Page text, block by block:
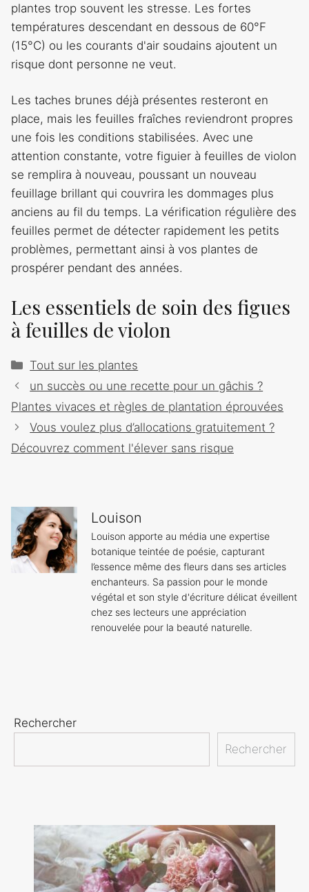
plantes trop souvent les stresse. Les fortes
températures descendant en dessous de 60°F
(15°C) ou les courants d'air soudains ajoutent un
risque dont personne ne veut.
Les taches brunes déjà présentes resteront en
place, mais les feuilles fraîches reviendront propres
une fois les conditions stabilisées. Avec une
attention constante, votre figuier à feuilles de violon
se remplira à nouveau, poussant un nouveau
feuillage brillant qui couvrira les dommages plus
anciens au fil du temps. La vérification régulière des
feuilles permet de détecter rapidement les petits
problèmes, permettant ainsi à vos plantes de
prospérer pendant des années.
Les essentiels de soin des figues
à feuilles de violon
Catégories
Tout sur les plantes
Navigation
des
un succès ou une recette pour un gâchis ?
Plantes vivaces et règles de plantation éprouvées
Vous voulez plus d’allocations gratuitement ?
Découvrez comment l'élever sans risque
Louison
Louison apporte au média une expertise
botanique teintée de poésie, capturant
l’essence même des fleurs dans ses articles
enchanteurs. Sa passion pour le monde
végétal et son style d'écriture délicat éveillent
chez ses lecteurs une appréciation
renouvelée pour la beauté naturelle.
Rechercher
Rechercher